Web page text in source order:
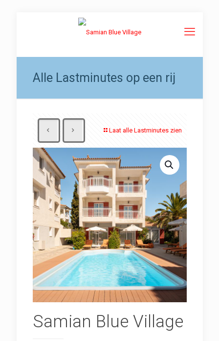
Alle Lastminutes op een rij
Laat alle Lastminutes zien
Samian Blue Village